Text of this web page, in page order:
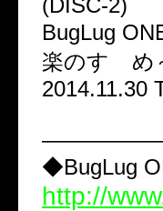
BugLug
楽のすゝめ
2014.11.30
◆BugLug
http://